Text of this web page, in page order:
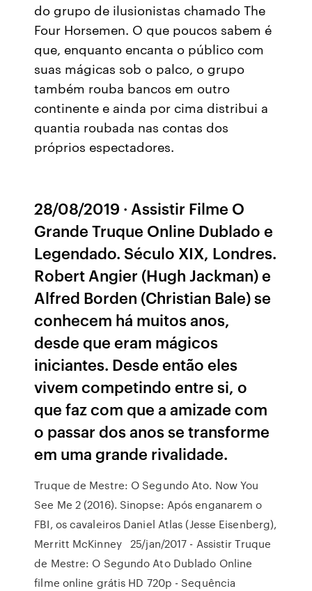
do grupo de ilusionistas chamado The
Four Horsemen. O que poucos sabem é
que, enquanto encanta o público com
suas mágicas sob o palco, o grupo
também rouba bancos em outro
continente e ainda por cima distribui a
quantia roubada nas contas dos
próprios espectadores.
28/08/2019 · Assistir Filme O
Grande Truque Online Dublado e
Legendado. Século XIX, Londres.
Robert Angier (Hugh Jackman) e
Alfred Borden (Christian Bale) se
conhecem há muitos anos,
desde que eram mágicos
iniciantes. Desde então eles
vivem competindo entre si, o
que faz com que a amizade com
o passar dos anos se transforme
em uma grande rivalidade.
Truque de Mestre: O Segundo Ato. Now You
See Me 2 (2016). Sinopse: Após enganarem o
FBI, os cavaleiros Daniel Atlas (Jesse Eisenberg),
Merritt McKinney 25/jan/2017 - Assistir Truque
de Mestre: O Segundo Ato Dublado Online
filme online grátis HD 720p - Sequência